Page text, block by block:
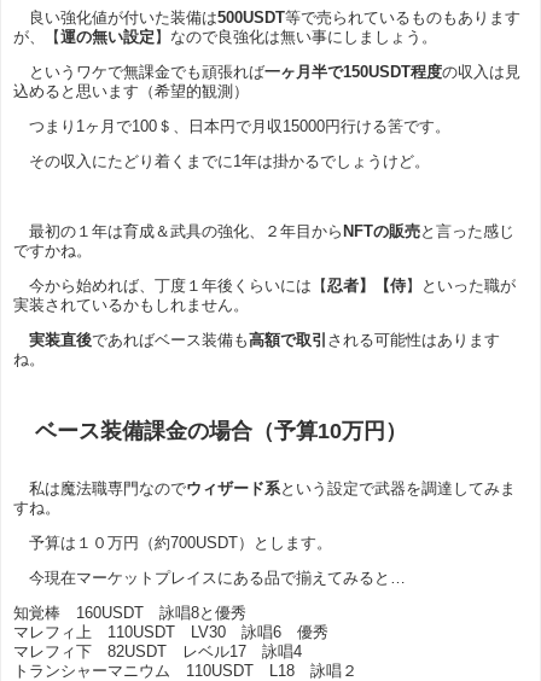
良い強化値が付いた装備は500USDT等で売られているものもあります
が、【運の無い設定 】なので良強化は無い事にしましょう。
というワケで無課金でも頑張れば一ヶ月半で150USDT程度の収入は見
込めると思います（希望的観測）
つまり1ヶ月で100＄、日本円で月収15000円行ける筈です。
その収入にたどり着くまでに1年は掛かるでしょうけど。
最初の１年は育成＆武具の強化、２年目から NFTの販売と言った感じ
ですかね。
今から始めれば、丁度１年後くらいには【忍者】【侍】といった職が
実装されているかもしれません。
実装直後であればベース装備も 高額で取引 される可能性はあります
ね。
ベース装備課金の場合（予算10万円）
私は魔法職専門なのでウィザード系という設定で武器を調達してみま
すね。
予算は１０万円（約700USDT）とします。
今現在マーケットプレイスにある品で揃えてみると…
知覚棒 160USDT 詠唱8と優秀
マレフィ上 110USDT LV30 詠唱6 優秀
マレフィ下 82USDT レベル17 詠唱4
トランシャーマニウム 110USDT L18 詠唱２